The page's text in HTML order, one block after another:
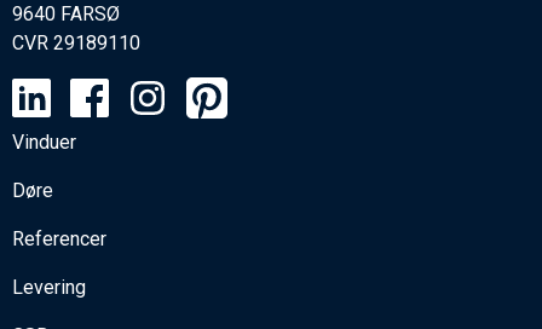
9640 FARSØ
CVR 29189110
Vinduer
Døre
Referencer
Levering